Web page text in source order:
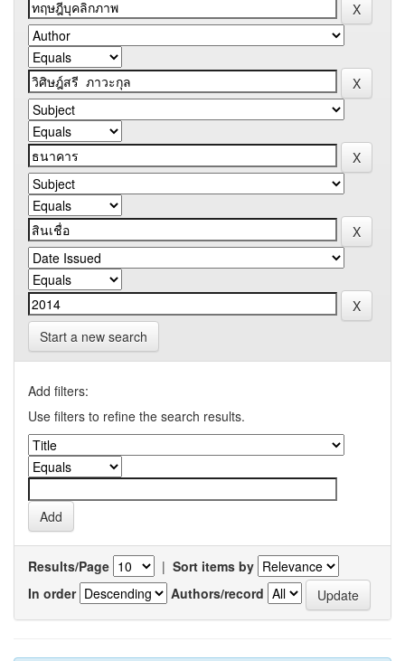
Start a new search
Add filters:
Use filters to refine the search results.
Results/Page | Sort items by
In order
Authors/record